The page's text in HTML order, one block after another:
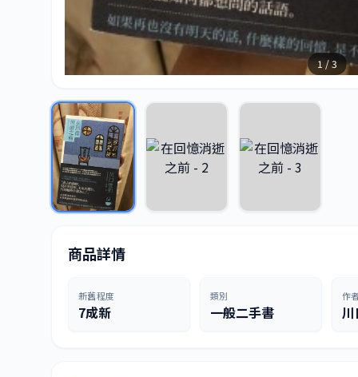
1 / 3
商品詳情
新舊程度
7成新
類別
一般二手書
作
川